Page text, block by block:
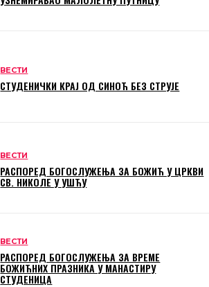
ВЕСТИ
СТУДЕНИЧКИ КРАЈ ОД СИНОЋ БЕЗ СТРУЈЕ
ВЕСТИ
РАСПОРЕД БОГОСЛУЖЕЊА ЗА БОЖИЋ У ЦРКВИ
СВ. НИКОЛЕ У УШЋУ
ВЕСТИ
РАСПОРЕД БОГОСЛУЖЕЊА ЗА ВРЕМЕ
БОЖИЋНИХ ПРАЗНИКА У МАНАСТИРУ
СТУДЕНИЦА